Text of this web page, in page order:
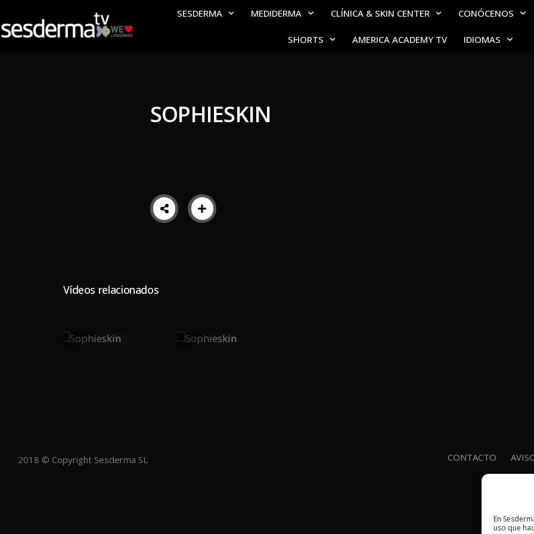
En
uso que
SESDERMA MEDIDERMA CLÍNICA & SKIN CENTER CONÓCENOS
SHORTS AMERICA ACADEMY TV IDIOMAS
SOPHIESKIN
Vídeos relacionados
2018 © Copyright Sesderma SL CONTACTO